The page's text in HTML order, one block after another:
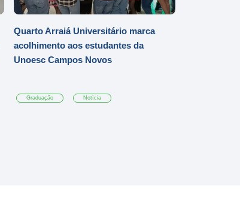
Quarto Arraiá Universitário marca
acolhimento aos estudantes da
Unoesc Campos Novos
Graduação Notícia